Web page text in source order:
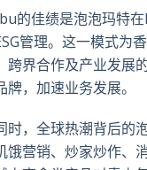
的佳绩是泡泡玛特在
管理。这一模式为
跨界合作及产业发展
牌，加速业务发展。
时，全球热潮背后的
饿营销、炒家炒作、